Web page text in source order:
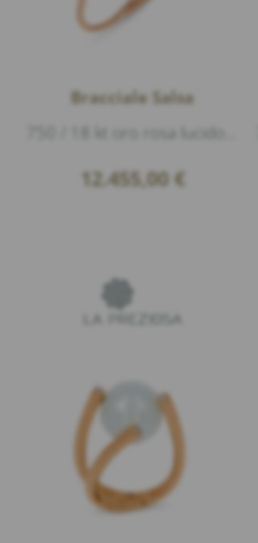
Bracciale Salsa
12.455,00 €